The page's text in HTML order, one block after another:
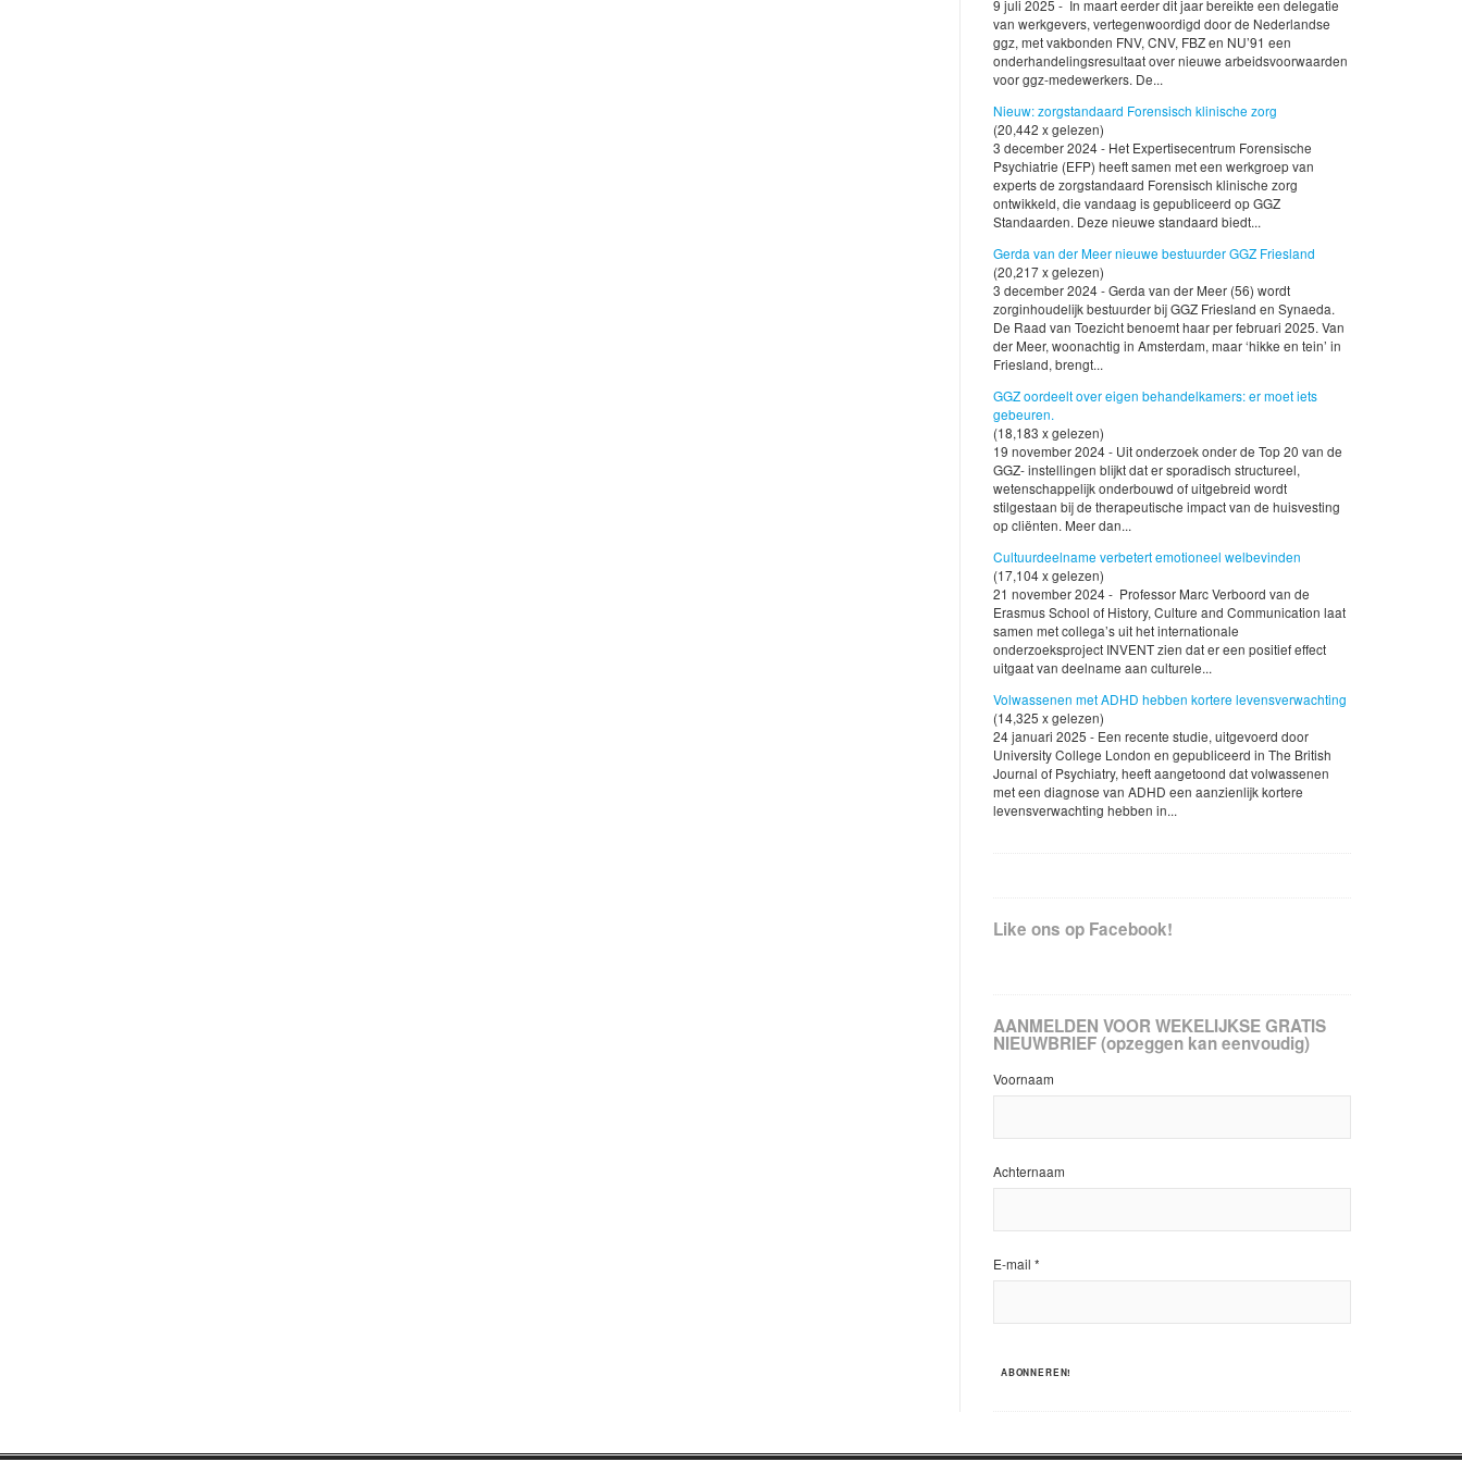
9 juli 2025 - In maart eerder dit jaar bereikte een delegatie
van werkgevers, vertegenwoordigd door de Nederlandse
ggz, met vakbonden FNV, CNV, FBZ en NU’91 een
onderhandelingsresultaat over nieuwe arbeidsvoorwaarden
voor ggz-medewerkers. De...
Nieuw: zorgstandaard Forensisch klinische zorg
(20,442 x gelezen)
3 december 2024 - Het Expertisecentrum Forensische
Psychiatrie (EFP) heeft samen met een werkgroep van
experts de zorgstandaard Forensisch klinische zorg
ontwikkeld, die vandaag is gepubliceerd op GGZ
Standaarden. Deze nieuwe standaard biedt...
Gerda van der Meer nieuwe bestuurder GGZ Friesland
(20,217 x gelezen)
3 december 2024 - Gerda van der Meer (56) wordt
zorginhoudelijk bestuurder bij GGZ Friesland en Synaeda.
De Raad van Toezicht benoemt haar per februari 2025. Van
der Meer, woonachtig in Amsterdam, maar ‘hikke en tein’ in
Friesland, brengt...
GGZ oordeelt over eigen behandelkamers: er moet iets
gebeuren.
(18,183 x gelezen)
19 november 2024 - Uit onderzoek onder de Top 20 van de
GGZ- instellingen blijkt dat er sporadisch structureel,
wetenschappelijk onderbouwd of uitgebreid wordt
stilgestaan bij de therapeutische impact van de huisvesting
op cliënten. Meer dan...
Cultuurdeelname verbetert emotioneel welbevinden
(17,104 x gelezen)
21 november 2024 - Professor Marc Verboord van de
Erasmus School of History, Culture and Communication laat
samen met collega’s uit het internationale
onderzoeksproject INVENT zien dat er een positief effect
uitgaat van deelname aan culturele...
Volwassenen met ADHD hebben kortere levensverwachting
(14,325 x gelezen)
24 januari 2025 - Een recente studie, uitgevoerd door
University College London en gepubliceerd in The British
Journal of Psychiatry, heeft aangetoond dat volwassenen
met een diagnose van ADHD een aanzienlijk kortere
levensverwachting hebben in...
Like ons op Facebook!
AANMELDEN VOOR WEKELIJKSE GRATIS
NIEUWBRIEF (opzeggen kan eenvoudig)
Voornaam
Achternaam
E-mail *